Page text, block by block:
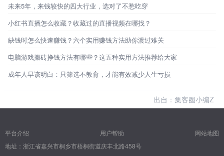
未来5年，来钱较快的四大行业，选对了不愁吃穿
小红书直播怎么收藏？收藏过的直播视频在哪找？
缺钱时怎么快速赚钱？六个实用赚钱方法助你渡过难关
电脑游戏搬砖挣钱方法有哪些？这五种实用方法推荐给大家
成年人早该明白：只筛选不教育，才能有效减少人生亏损
出自：集客圈小编Z
平台介绍 用户帮助
网站地图
地址：浙江省嘉兴市桐乡市梧桐街道庆丰北路458号